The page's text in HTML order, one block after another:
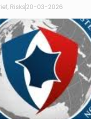
, Risks20-03-2026